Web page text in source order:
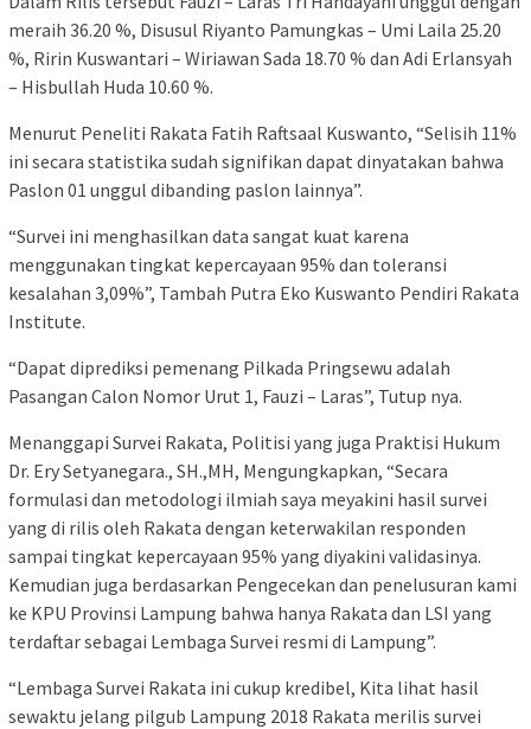
meraih 36.20 %, Disusul Riyanto Pamungkas – Umi Laila 25.20
%, Ririn Kuswantari – Wiriawan Sada 18.70 % dan Adi Erlansyah
– Hisbullah Huda 10.60 %.
Menurut Peneliti Rakata Fatih Raftsaal Kuswanto, “Selisih 11%
ini secara statistika sudah signifikan dapat dinyatakan bahwa
Paslon 01 unggul dibanding paslon lainnya”.
“Survei ini menghasilkan data sangat kuat karena
menggunakan tingkat kepercayaan 95% dan toleransi
kesalahan 3,09%”, Tambah Putra Eko Kuswanto Pendiri Rakata
Institute.
“Dapat diprediksi pemenang Pilkada Pringsewu adalah
Pasangan Calon Nomor Urut 1, Fauzi – Laras”, Tutup nya.
Menanggapi Survei Rakata, Politisi yang juga Praktisi Hukum
Dr. Ery Setyanegara., SH.,MH, Mengungkapkan, “Secara
formulasi dan metodologi ilmiah saya meyakini hasil survei
yang di rilis oleh Rakata dengan keterwakilan responden
sampai tingkat kepercayaan 95% yang diyakini validasinya.
Kemudian juga berdasarkan Pengecekan dan penelusuran kami
ke KPU Provinsi Lampung bahwa hanya Rakata dan LSI yang
terdaftar sebagai Lembaga Survei resmi di Lampung”.
“Lembaga Survei Rakata ini cukup kredibel, Kita lihat hasil
sewaktu jelang pilgub Lampung 2018 Rakata merilis survei